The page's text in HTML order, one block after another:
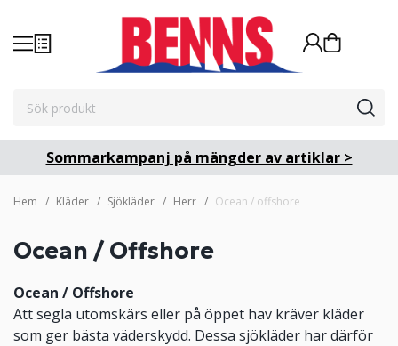
Sommarkampanj på mängder av artiklar >
Hem Kläder Sjökläder Herr Ocean / offshore
Ocean / Offshore
Ocean / Offshore
Att segla utomskärs eller på öppet hav kräver kläder
som ger bästa väderskydd. Dessa sjökläder har därför